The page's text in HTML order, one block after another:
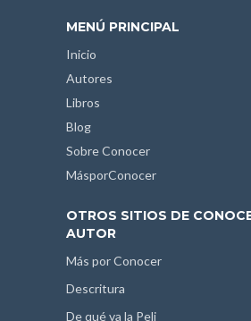
MENÚ PRINCIPAL
Inicio
Autores
Libros
Blog
Sobre Conocer
MásporConocer
OTROS SITIOS DE
AUTOR
Más por Conocer
Descritura
De qué va la Peli